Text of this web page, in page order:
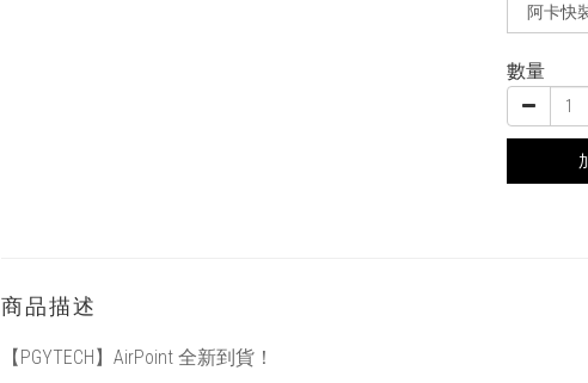
數量
商品描述
【PGYTECH】AirPoint 全新到貨！